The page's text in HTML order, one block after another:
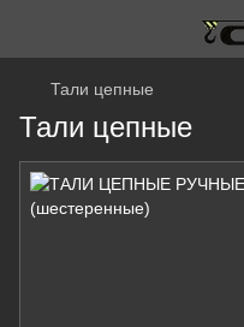
Тали цепные
Тали цепные